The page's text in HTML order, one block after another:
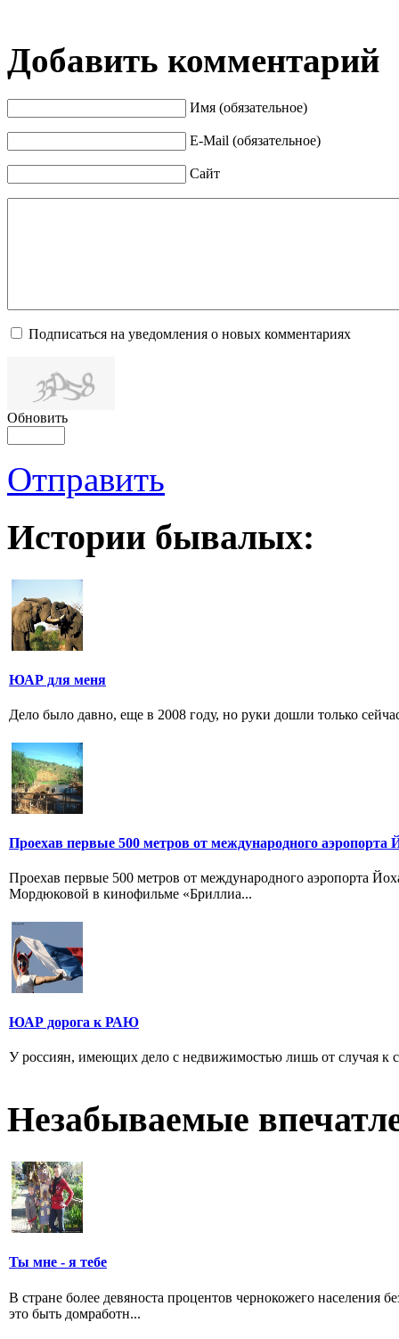
Добавить комментарий
Имя (обязательное)
E-Mail (обязательное)
Сайт
Подписаться на уведомления о новых комментариях
Обновить
Отправить
Истории бывалых:
ЮАР для меня
Дело было давно, еще в 2008 году, но руки дошли только
Проехав первые 500 метров от международного аэропорта
Проехав первые 500 метров от международного аэропорта
Мордюковой в кинофильме «Бриллиа...
ЮАР дорога к РАЮ
У россиян, имеющих дело с недвижимостью лишь от случая к
Незабываемые
Ты мне - я тебе
В стране более девяноста процентов чернокожего населения
это быть домработн...